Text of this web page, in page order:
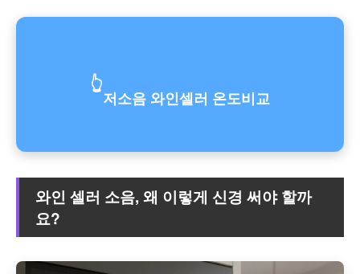
👆
저소음 와인셀러 온도비교
와인 셀러 소음, 왜 이렇게 신경 써야 할까
요?